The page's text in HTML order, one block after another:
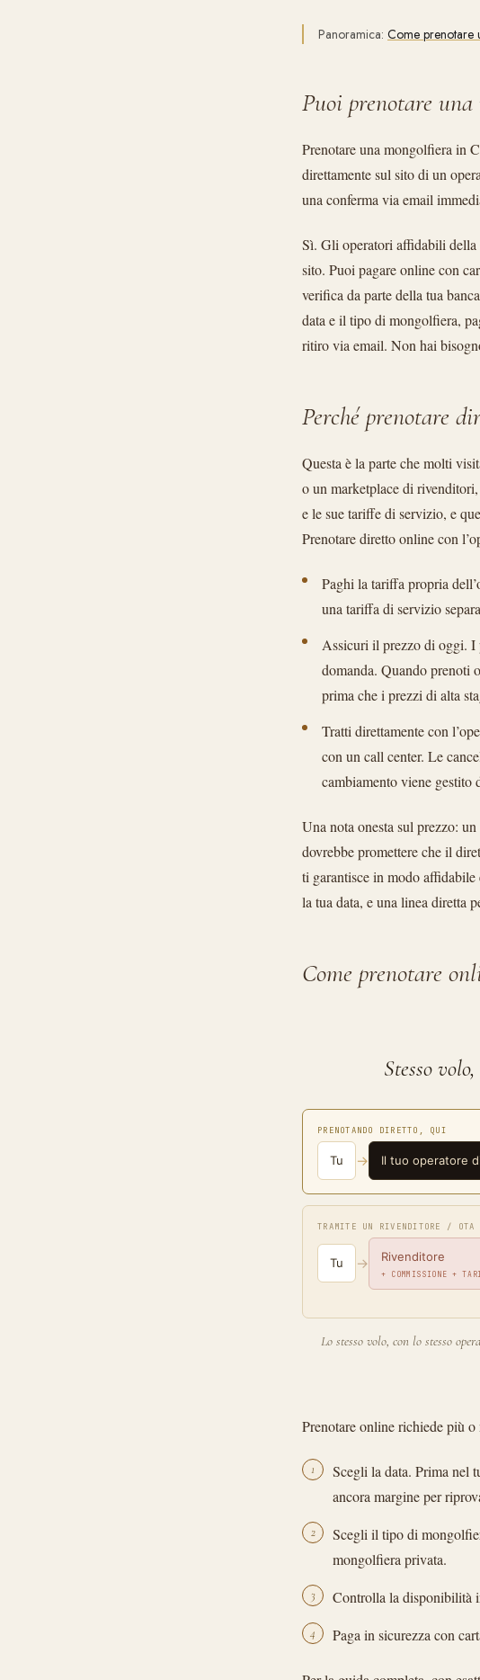
Panoramica: Come prenotare
Puoi prenotare
Prenotare una mongolfiera in
direttamente sul sito di un
una conferma via email
Sì. Gli operatori affidabili della
sito. Puoi pagare online con
verifica da parte della tua
data e il tipo di mongolfiera,
ritiro via email. Non hai
Perché prenotare
Questa è la parte che molti
o un marketplace di
e le sue tariffe di servizio, e
Prenotare diretto online con
Paghi la tariffa propria
una tariffa di servizio
Assicuri il prezzo di oggi. I
domanda. Quando prenoti
prima che i prezzi di alta
Tratti direttamente con
con un call center. Le
cambiamento viene gestito
Una nota onesta sul prezzo:
dovrebbe promettere che il
ti garantisce in modo affidabile
la tua data, e una linea diretta
Come prenotare
Stesso
PRENOTANDO DIRETTO, QUI
Tu → Il tuo operatore
TRAMITE UN RIVENDITORE / OTA
Tu → Rivenditore
+ COMMISSIONE +
Lo stesso volo, con lo stesso
Prenotare online richiede più
1
Scegli la data. Prima nel
ancora margine per
2
Scegli il tipo di
mongolfiera privata.
3 Controlla la disponibilità
4 Paga in sicurezza con